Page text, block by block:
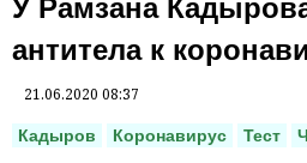
У Рамзана
антитела к
21.06.2020 08:37
Кадыров Коронавирус Тест